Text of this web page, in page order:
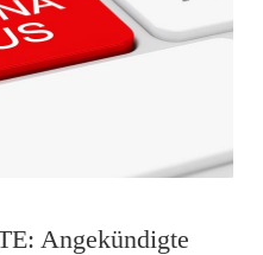
Angekündigte